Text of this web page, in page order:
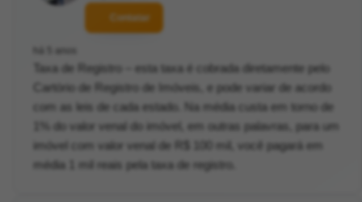
Contatar
Taxa de Registro – esta taxa é cobrada diretamente pelo
Cartório de Registro de Imóveis, e pode variar de acordo
com as leis de cada estado. Na média custa em torno de
1% do valor venal do imóvel, em outras palavras, para um
imóvel com valor venal de R$ 100 mil, você pagará em
média 1 mil reais pela taxa de registro.